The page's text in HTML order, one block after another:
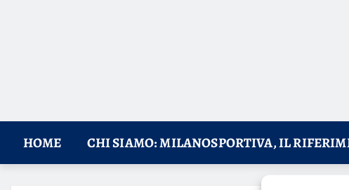
HOME CHI SIAMO: MILANOSPORTIVA, IL